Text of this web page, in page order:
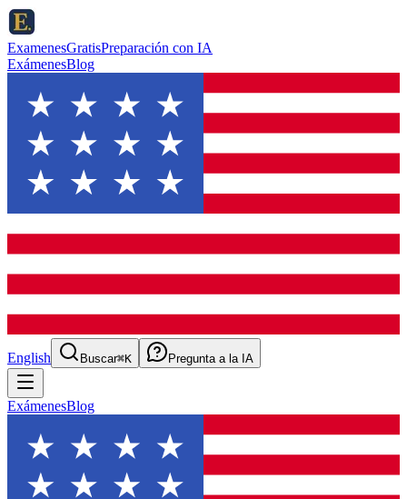
ExamenesGratisPreparación con IA
ExámenesBlog
English Buscar⌘K Pregunta a la IA
ExámenesBlog